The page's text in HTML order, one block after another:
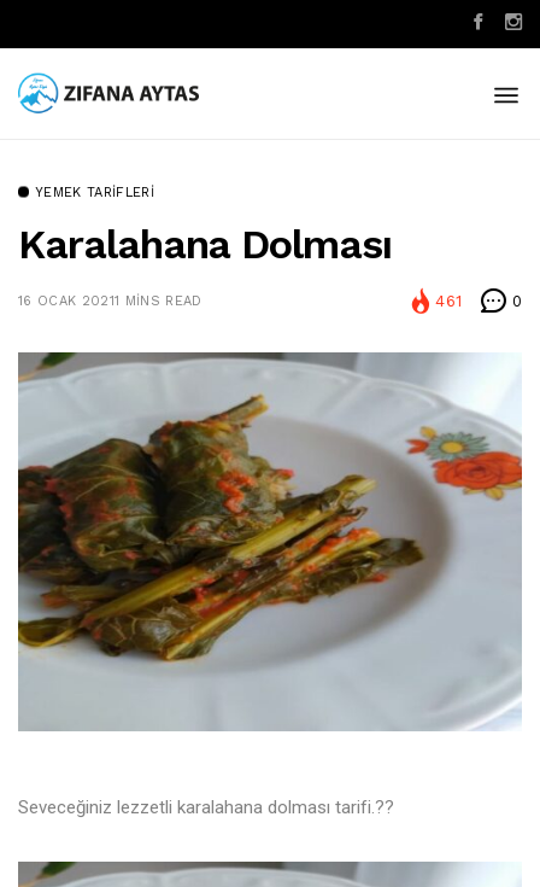
YEMEK TARIFLERI
Karalahana Dolması
16 OCAK 20211 MINS READ 461 0
Seveceğiniz lezzetli karalahana dolması tarifi.??